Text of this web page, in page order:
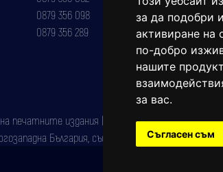
за да подобри
активиране на
по-добро
нашите
за вас.
Съгласен съм
0879 356 098
0879 356 289
издания (Българска национална
България, със свидетелство за марка